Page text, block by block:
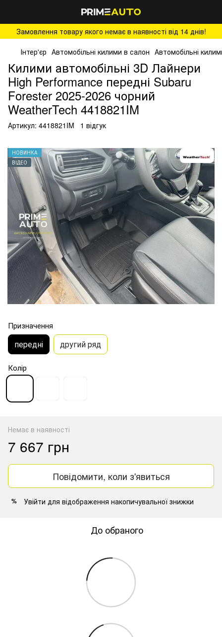
Замовлення товару якого немає в наявності від 14 днів!
Інтер'єр Автомобільні килими в салон Автомобільні
Килими автомобільні 3D Лайнери
High Performance передні Subaru
Forester 2025-2026 чорний
WeatherTech 4418821IM
Артикул: 4418821IM 1 відгук
НОВИНКА
ВІДЕО
Призначення
передні другий ряд
Колір
Немає в наявності
7 667 грн
Повідомити, коли з'явиться
% Увійти для відображення накопичувальної знижки
До обраного